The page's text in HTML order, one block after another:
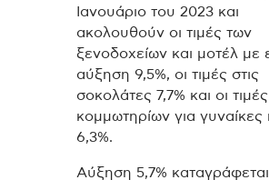
Ιανουάριο του 2023 και
ακολουθούν οι τιμές των
ξενοδοχείων και μοτέλ με
αύξηση 9,5%, οι τιμές στις
σοκολάτες 7,7% και οι τιμές
κομμωτηρίων για γυναίκες
6,3%.
Αύξηση 5,7% καταγράφεται